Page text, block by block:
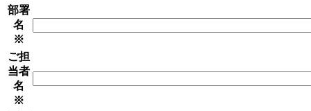
部署
名
※
ご担
当者
名
※